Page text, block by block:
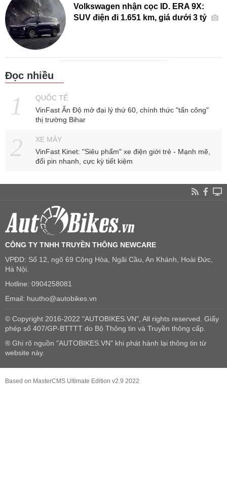
Volkswagen nhận cọc ID. ERA 9X:
SUV điện đi 1.651 km, giá dưới 3 tỷ
Đọc nhiều
QUỐC TẾ
VinFast Ấn Độ mở đại lý thứ 60, chính thức "tấn công"
thị trường Bihar
XE MÁY
VinFast Kinet: "Siêu phẩm" xe điện giới trẻ - Mạnh mẽ,
đổi pin nhanh, cực kỳ tiết kiệm
CÔNG TY TNHH TRUYỀN THÔNG NEWCARE
VPĐD: Số 12, ngõ 69 Cộng Hòa, Ngãi Cầu, An Khánh, Hoài Đức,
Hà Nội.
Hotline: 0904258081
Email: huutho@autobikes.vn
© Copyright 2016-2022 "AUTOBIKES.VN", All rights reserved. Giấy
phép số 407/GP-BTTTT do Bộ Thông tin và Truyền thông cấp.
® Ghi rõ nguồn "AUTOBIKES.VN" khi phát hành lại thông tin từ
website này.
Based on MasterCMS Ultimate Edition v2.9 2022